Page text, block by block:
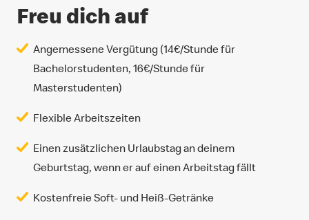
Freu dich auf
Angemessene Vergütung (14€/Stunde für
Bachelorstudenten, 16€/Stunde für
Masterstudenten)
Flexible Arbeitszeiten
Einen zusätzlichen Urlaubstag an deinem
Geburtstag, wenn er auf einen Arbeitstag fällt
Kostenfreie Soft- und Heiß-Getränke